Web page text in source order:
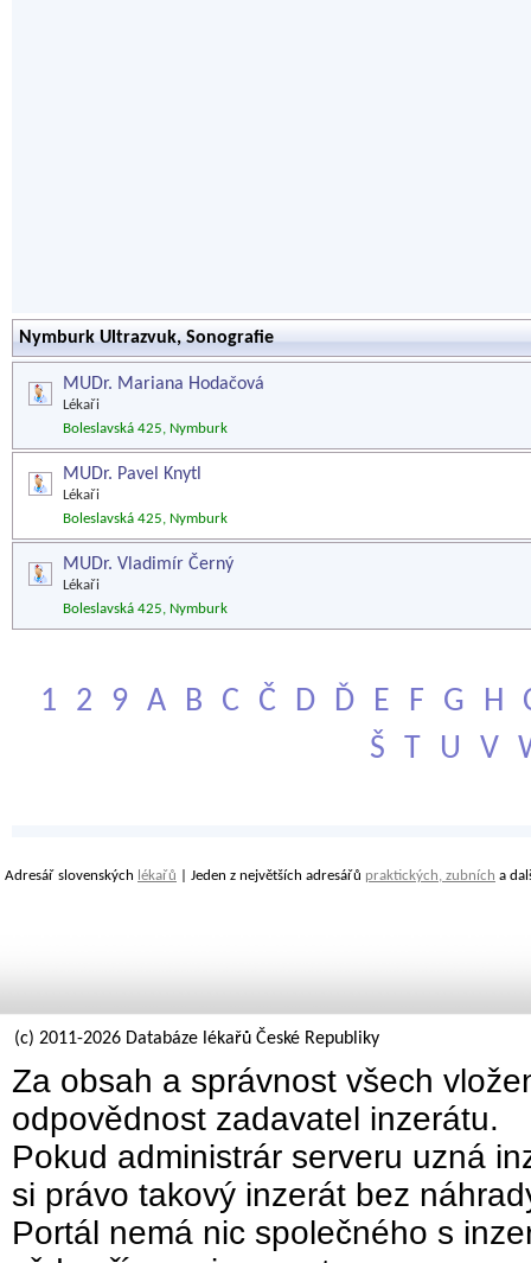
Nymburk Ultrazvuk, Sonografie
MUDr. Mariana Hodačová
Lékaři
Boleslavská 425, Nymburk
MUDr. Pavel Knytl
Lékaři
Boleslavská 425, Nymburk
MUDr. Vladimír Černý
Lékaři
Boleslavská 425, Nymburk
1 2 9 A B C Č D Ď E F G H
Š
T U V
Adresář slovenských lékařů | Jeden z největších adresářů praktických, zubních a
(c) 2011-2026 Databáze lékařů České Republiky
Za obsah a správnost všech
odpovědnost zadavatel inzerátu.
Pokud administrár serveru uzná
si právo takový inzerát bez
Portál nemá nic společného s